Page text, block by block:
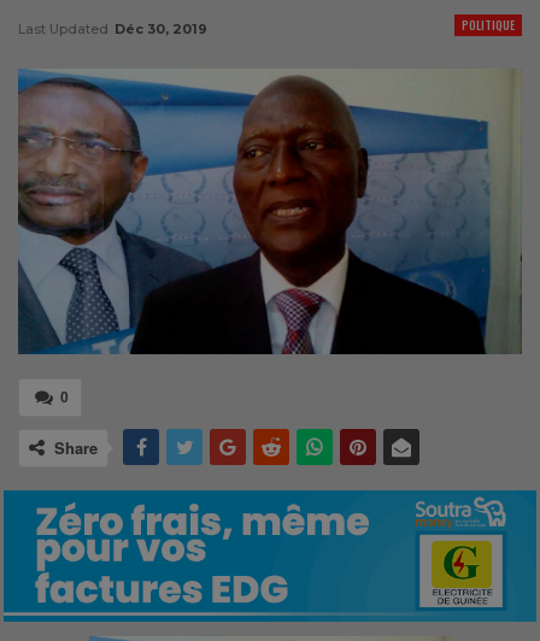
POLITIQUE
Last Updated Déc 30, 2019
0
Share